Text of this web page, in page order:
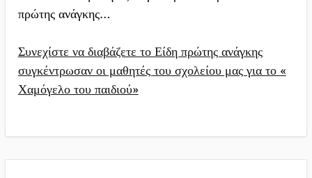
πρώτης ανάγκης…
Συνεχίστε να διαβάζετε το Είδη πρώτης ανάγκης
συγκέντρωσαν οι μαθητές του σχολείου μας για το «
Χαμόγελο του παιδιού»